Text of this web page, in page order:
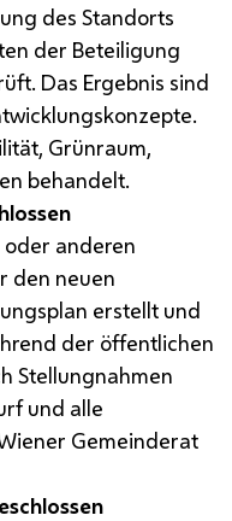
des Standorts
der Beteiligung
Das Ergebnis sind
Grünraum,
behandelt.
anderen
den neuen
erstellt und
der öffentlichen
Stellungnahmen
und alle
Gemeinderat